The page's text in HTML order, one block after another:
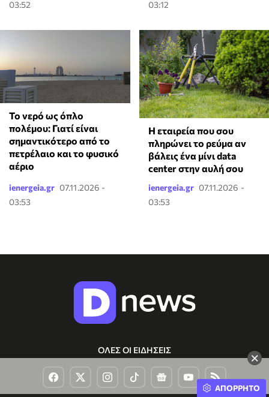
×
03:52
03:12
Το νερό ως όπλο
πολέμου: Γιατί είναι
σημαντικότερο από το
πετρέλαιο και το φυσικό
αέριο
ienergeia.gr 07.11.2026 -
03:53
Η εταιρεία που σου
πληρώνει το ρεύμα αν
βάλεις ένα μίνι data
center στην αυλή σου
ienergeia.gr 07.11.2026 -
03:53
ΟΛΕΣ ΟΙ ΕΙΔΗΣΕΙΣ
ΑΠΟΡΡΗΤΟ